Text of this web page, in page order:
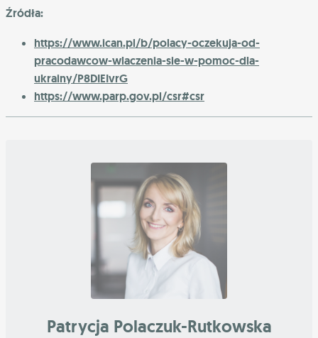
Źródła:
https://www.ican.pl/b/polacy-oczekuja-od-
pracodawcow-wlaczenia-sie-w-pomoc-dla-
ukrainy/P8DIEIvrG
https://www.parp.gov.pl/csr#csr
Patrycja Polaczuk-Rutkowska